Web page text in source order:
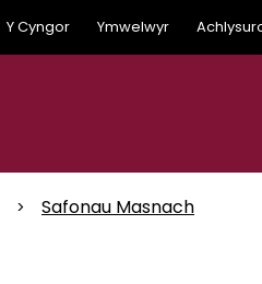
Y Cyngor Ymwelwyr
Safonau Masnach